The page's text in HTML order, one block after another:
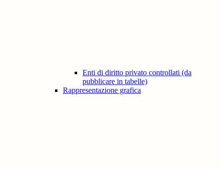
Enti di diritto privato controllati (da
pubblicare in tabelle)
Rappresentazione grafica